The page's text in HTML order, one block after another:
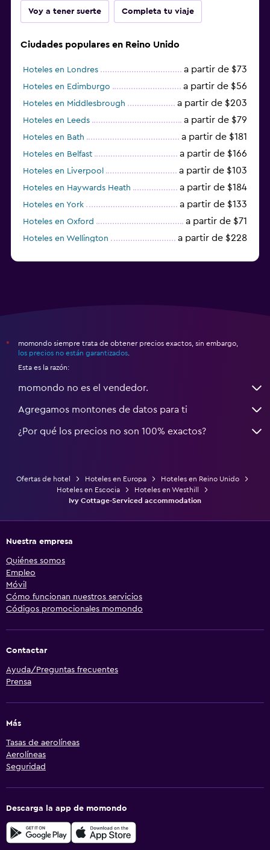
Voy a tener suerte Completa tu viaje
Ciudades populares en Reino Unido
Hoteles en Londres a partir de $73
Hoteles en Edimburgo a partir de $56
Hoteles en Middlesbrough a partir de $203
Hoteles en Leeds a partir de $79
Hoteles en Bath a partir de $181
Hoteles en Belfast a partir de $166
Hoteles en Liverpool a partir de $103
Hoteles en Haywards Heath a partir de $184
Hoteles en York a partir de $133
Hoteles en Oxford a partir de $71
Hoteles en Wellington a partir de $228
*
momondo siempre trata de obtener precios exactos, sin embargo,
los precios no están garantizados
Esta es la razón:
momondo no es el vendedor.
Agregamos montones de datos para ti
¿Por qué los precios no son 100% exactos?
Ofertas de hotel Hoteles en Europa
Hoteles en Reino Unido
Hoteles en Escocia
Hoteles en Westhill
Ivy Cottage-Serviced accommodation
Nuestra empresa
Quiénes somos
Empleo
Móvil
Cómo funcionan nuestros servicios
Códigos promocionales momondo
Contactar
Ayuda/Preguntas frecuentes
Prensa
Más
Tasas de aerolíneas
Aerolíneas
Seguridad
Descarga la app de momondo